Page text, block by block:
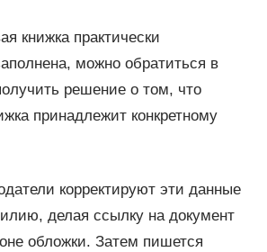
книжка практически
можно обратиться в
решение о том, что
принадлежит конкретному
корректируют эти данные
делая ссылку на документ
обложки. Затем пишется